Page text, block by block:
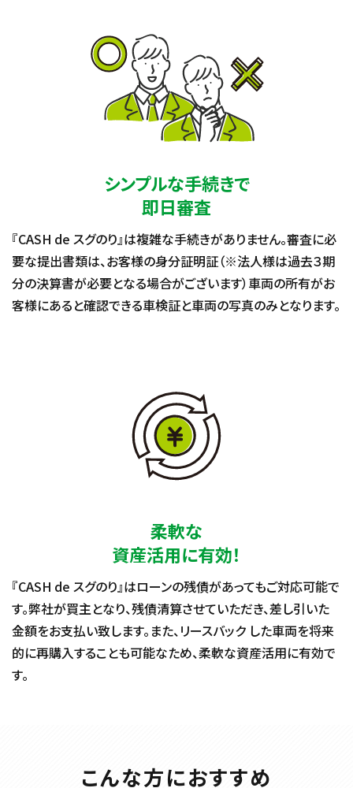
シンプルな手続きで
即日審査
『CASH de スグのり』は複雑な手続きがありません。審査に必
要な提出書類は、お客様の身分証明証（※法人様は過去３期
分の決算書が必要となる場合がございます）車両の所有がお
客様にあると確認できる車検証と車両の写真のみとなります。
柔軟な
資産活用に有効！
『CASH de スグのり』はローンの残債があってもご対応可能で
す。弊社が買主となり、残債清算させていただき、差し引いた
金額をお支払い致します。また、リースバック した車両を将来
的に再購入することも可能なため、柔軟な資産活用に有効で
す。
こんな方におすすめ